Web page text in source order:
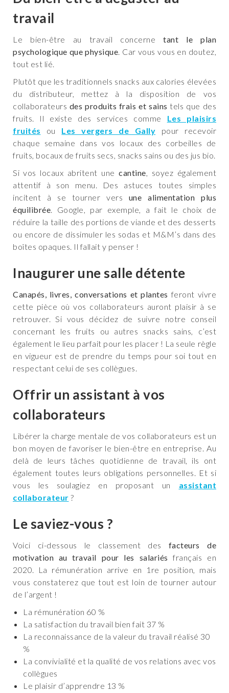
travail
Le bien-être au travail concerne tant le plan
psychologique que physique. Car vous vous en doutez,
tout est lié.
Plutôt que les traditionnels snacks aux calories élevées
du distributeur, mettez à la disposition de vos
collaborateurs des produits frais et sains tels que des
fruits. Il existe des services comme Les plaisirs
fruités ou Les vergers de Gally pour recevoir
chaque semaine dans vos locaux des corbeilles de
fruits, bocaux de fruits secs, snacks sains ou des jus bio.
Si vos locaux abritent unecantine, soyez également
attentif à son menu. Des astuces toutes simples
incitent à se tourner vers une alimentation plus
équilibrée. Google, par exemple, a fait le choix de
réduire la taille des portions de viande et des desserts
ou encore de dissimuler les sodas et M&M’s dans des
boîtes opaques. Il fallait y penser !
Inaugurer une salle détente
Canapés, livres, conversations et plantes feront vivre
cette pièce où vos collaborateurs auront plaisir à se
retrouver. Si vous décidez de suivre notre conseil
concernant les fruits ou autres snacks sains, c’est
également le lieu parfait pour les placer ! La seule règle
en vigueur est de prendre du temps pour soi tout en
respectant celui de ses collègues.
Offrir un assistant à vos
collaborateurs
Libérer la charge mentale de vos collaborateurs est un
bon moyen de favoriser le bien-être en entreprise. Au
delà de leurs tâches quotidienne de travail, ils ont
également toutes leurs obligations personnelles. Et si
vous les soulagiez en proposant un assistant
collaborateur ?
Le saviez-vous ?
Voici ci-dessous le classement des facteurs de
motivation au travail pour les salariés français en
2020. La rémunération arrive en 1re position, mais
vous constaterez que tout est loin de tourner autour
de l’argent !
La rémunération 60 %
La satisfaction du travail bien fait 37 %
La reconnaissance de la valeur du travail réalisé 30
%
La convivialité et la qualité de vos relations avec vos
collègues
Le plaisir d’apprendre 13 %